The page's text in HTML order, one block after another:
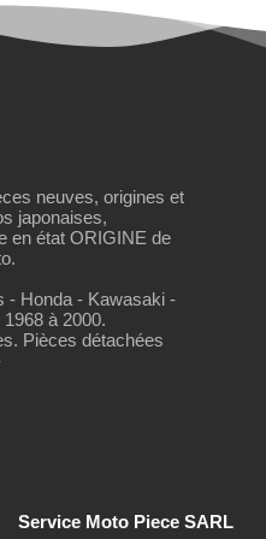
neuves, origines et
japonaises,
en état ORIGINE de
- Honda - Kawasaki -
à 2000.
Pièces détachées
Service Moto Piece SARL